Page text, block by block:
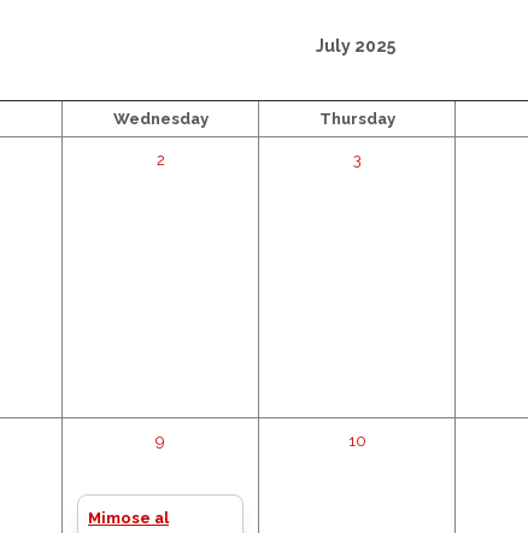
July 2025
Wednesday Thursday
2 3
9
Mimose al
10